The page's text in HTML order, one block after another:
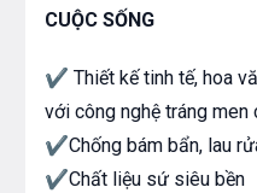
CUỘC SỐNG
✔️ Thiết kế tinh tế, hoa
với công nghệ tráng men
✔️Chống bám bẩn, lau
✔️Chất liệu sứ siêu bền